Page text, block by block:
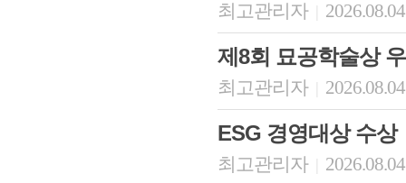
최고관리자
제8회 묘공학술상
최고관리자
ESG 경영대상 수상
최고관리자